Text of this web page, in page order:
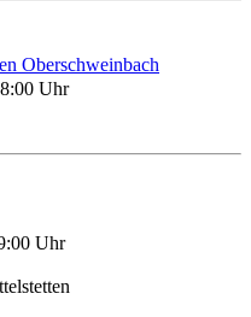
Oberschweinbach
Uhr
Uhr